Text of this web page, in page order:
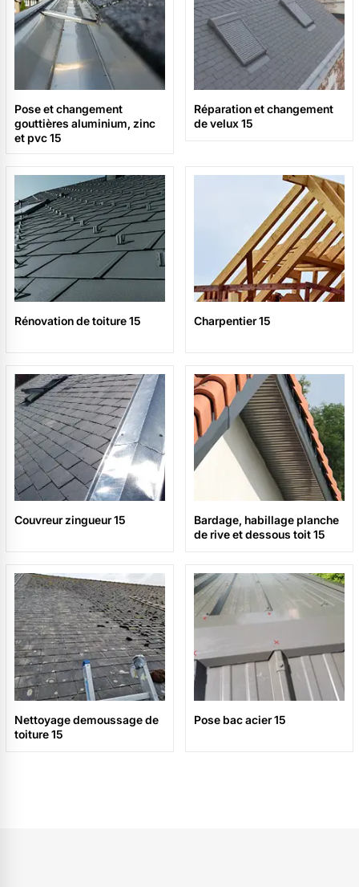
Pose et changement
gouttières aluminium, zinc
et pvc 15
Réparation et changement
de velux 15
Rénovation de toiture 15 Charpentier 15
Couvreur zingueur 15
Bardage, habillage planche
de rive et dessous toit 15
Nettoyage demoussage de
toiture 15
Pose bac acier 15